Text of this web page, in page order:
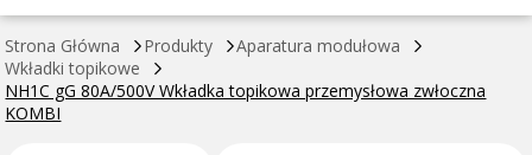
Strona Główna Produkty
Aparatura modułowa
Wkładki topikowe
NH1C gG 80A/500V Wkładka topikowa przemysłowa zwłoczna
KOMBI